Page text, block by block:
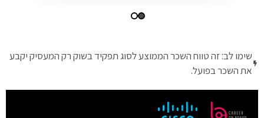
שימו לב: זה טווח השכר הממוצע לסוג תפקיד בשוק רק המעסיק יקבע
את השכר בפועל.